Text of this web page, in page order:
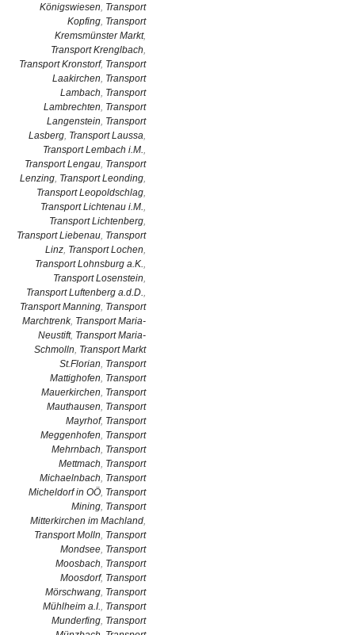
Königswiesen, Transport
Kopfing, Transport
Kremsmünster Markt,
Transport Krenglbach,
Transport Kronstorf, Transport
Laakirchen, Transport
Lambach, Transport
Lambrechten, Transport
Langenstein, Transport
Lasberg, Transport Laussa,
Transport Lembach i.M.,
Transport Lengau, Transport
Lenzing, Transport Leonding,
Transport Leopoldschlag,
Transport Lichtenau i.M.,
Transport Lichtenberg,
Transport Liebenau, Transport
Linz, Transport Lochen,
Transport Lohnsburg a.K.,
Transport Losenstein,
Transport Luftenberg a.d.D.,
Transport Manning, Transport
Marchtrenk, Transport Maria-
Neustift, Transport Maria-
Schmolln, Transport Markt
St.Florian, Transport
Mattighofen, Transport
Mauerkirchen, Transport
Mauthausen, Transport
Mayrhof, Transport
Meggenhofen, Transport
Mehrnbach, Transport
Mettmach, Transport
Michaelnbach, Transport
Micheldorf in OÖ, Transport
Mining, Transport
Mitterkirchen im Machland,
Transport Molln, Transport
Mondsee, Transport
Moosbach, Transport
Moosdorf, Transport
Mörschwang, Transport
Mühlheim a.I., Transport
Munderfing, Transport